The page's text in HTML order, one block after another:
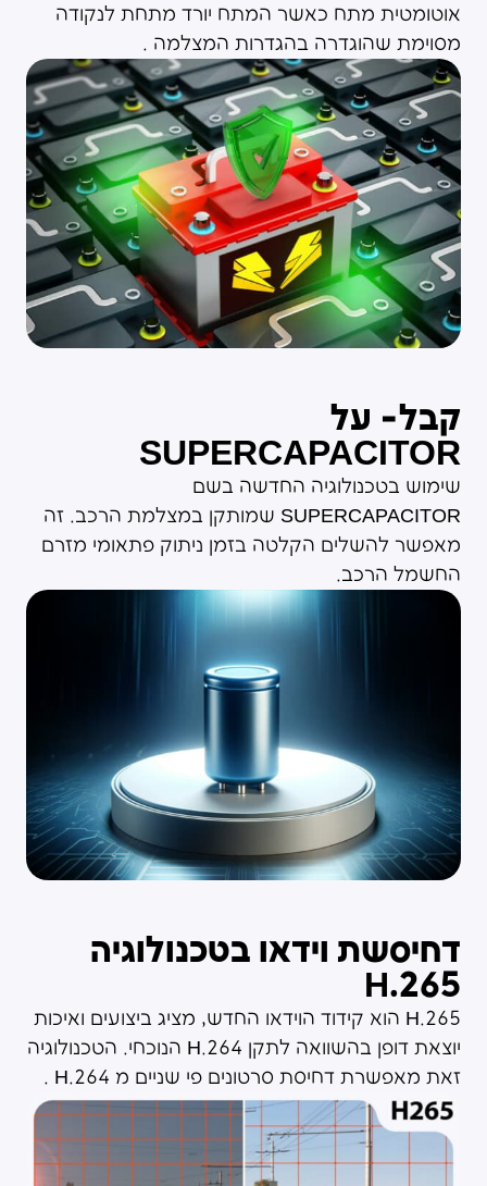
אוטומטית מתח כאשר המתח יורד מתחת לנקודה
מסוימת שהוגדרה בהגדרות המצלמה .
קבל- על
SUPERCAPACITOR
שימוש בטכנולוגיה החדשה בשם
SUPERCAPACITOR שמותקן במצלמת הרכב. זה
מאפשר להשלים הקלטה בזמן ניתוק פתאומי מזרם
החשמל הרכב.
דחיסשת וידאו בטכנולוגיה
265.H
265.H הוא קידוד הוידאו החדש, מציג ביצועים ואיכות
יוצאת דופן בהשוואה לתקן H.264 הנוכחי. הטכנולוגיה
זאת מאפשרת דחיסת סרטונים פי שניים מ 264.H .